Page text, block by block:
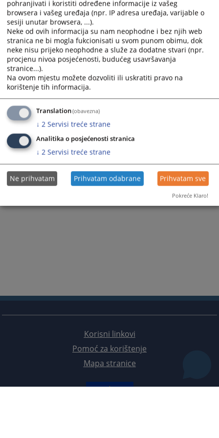
Prikazana vijest je na: Bosanski jezik
Prateći dokumenti
PLAN RADA FT FBIH 2026
150
Korisni linkovi
Pomoć za korištenje
Mapa stranice
pohranjivati i koristiti određene informacije iz vašeg
browsera i vašeg uređaja (npr. IP adresa uređaja, varijable o
sesiji unutar browsera, ...).
Neke od ovih informacija su nam neophodne i bez njih web
stranica ne bi mogla fukcionisati u svom punom obimu, dok
neke nisu prijeko neophodne a služe za dodatne stvari (npr.
procjenu nivoa posjećenosti, budućeg usavršavanja
stranice...).
Na ovom mjestu možete dozvoliti ili uskratiti pravo na
korištenje tih informacija.
Translation(obavezna)
↓ 2 Servisi treće strane
Analitika o posjećenosti stranica
↓ 2 Servisi treće strane
Ne prihvatam Prihvatam odabrane Prihvatam sve
Pokreće Klaro!